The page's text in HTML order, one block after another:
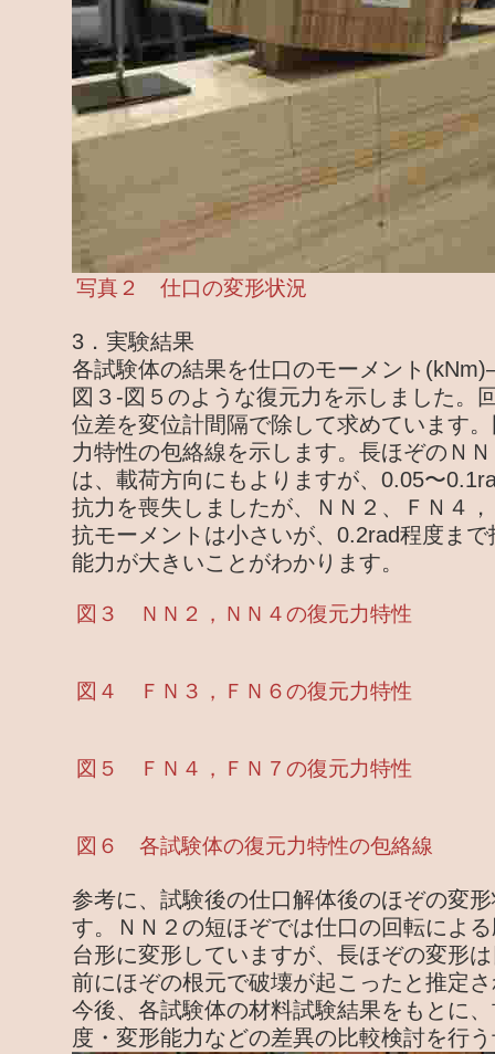
写真２ 仕口の変形状況
3．実験結果
各試験体の結果を仕口のモーメント
図３-図５のような復元力を示しました。
位差を変位計間隔で除して求めています
力特性の包絡線を示します。長ほぞのＮ
は、載荷方向にもよりますが、0.05〜
抗力を喪失しましたが、ＮＮ２、ＦＮ４
抗モーメントは小さいが、0.2rad程度ま
能力が大きいことがわかります。
図３ ＮＮ２，ＮＮ４の復元力特性
図４ ＦＮ３，ＦＮ６の復元力特性
図５ ＦＮ４，ＦＮ７の復元力特性
図６ 各試験体の復元力特性の包絡線
参考に、試験後の仕口解体後のほぞの変
す。ＮＮ２の短ほぞでは仕口の回転によ
台形に変形していますが、長ほぞの変形
前にほぞの根元で破壊が起こったと推定
今後、各試験体の材料試験結果をもとに
度・変形能力などの差異の比較検討を行